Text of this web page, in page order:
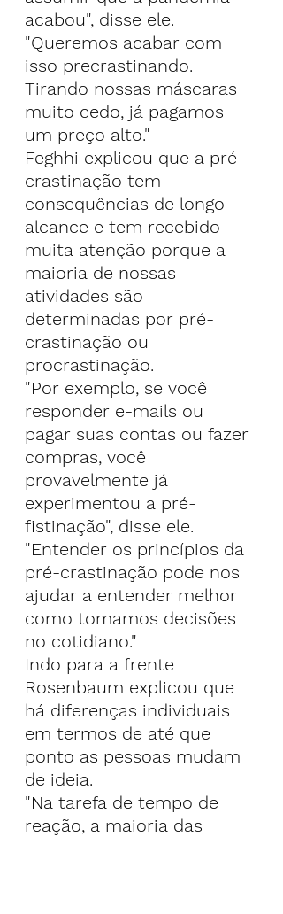
acabou", disse ele.
"Queremos acabar com
isso precrastinando.
Tirando nossas máscaras
muito cedo, já pagamos
um preço alto."
Feghhi explicou que a pré-
crastinação tem
consequências de longo
alcance e tem recebido
muita atenção porque a
maioria de nossas
atividades são
determinadas por pré-
crastinação ou
procrastinação.
"Por exemplo, se você
responder e-mails ou
pagar suas contas ou fazer
compras, você
provavelmente já
experimentou a pré-
fistinação", disse ele.
"Entender os princípios da
pré-crastinação pode nos
ajudar a entender melhor
como tomamos decisões
no cotidiano."
Indo para a frente
Rosenbaum explicou que
há diferenças individuais
em termos de até que
ponto as pessoas mudam
de ideia.
"Na tarefa de tempo de
reação, a maioria das